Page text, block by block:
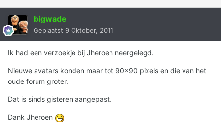
bigwade
Geplaatst 9 Oktober, 2011
Ik had een verzoekje bij Jheroen neergelegd.
Nieuwe avatars konden maar tot 90x90 pixels en die van het
oude forum groter.
Dat is sinds gisteren aangepast.
Dank Jheroen